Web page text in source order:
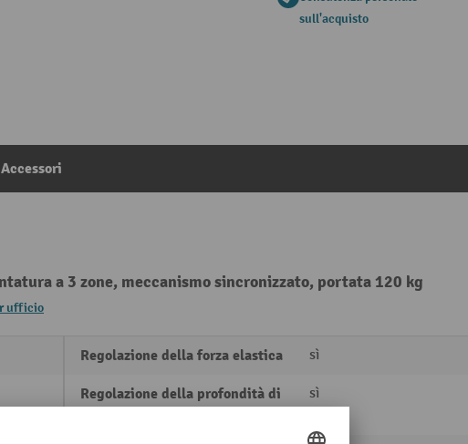
sull'acquisto
Accessori
a 3 zone, meccanismo sincronizzato, portata 120 kg
ufficio
Regolazione della forza elastica sì
Regolazione della profondità di
sì